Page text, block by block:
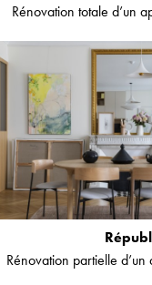
Rénovation totale d’un
Rénovation partielle